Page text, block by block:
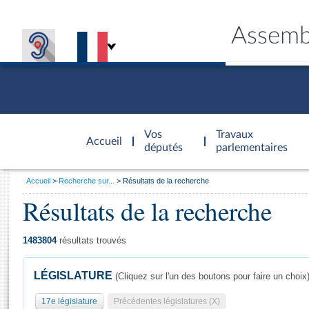
Accueil
d'accueil
Vos
députés
Travaux
parlementaires
Général
Vous
Accueil Recherche sur... Résultats de la recherche
Résultats de la recherche
1483804résultats trouvés
LÉGISLATURE (Cliquez sur l'un des boutons pour faire un choix)
17e législature Précédentes législatures (X)